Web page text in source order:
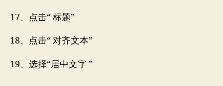
17、点击“ 标题”
18、点击“ 对齐文本”
19、选择“居中文字 ”